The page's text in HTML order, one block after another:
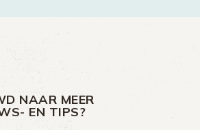
NAAR MEER
EN TIPS?